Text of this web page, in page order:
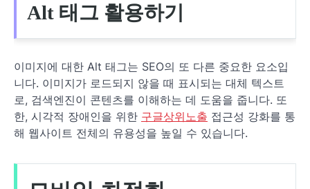
Alt 태그 활용하기
이미지에 대한 Alt 태그는 SEO의 또 다른 중요한 요소입
니다. 이미지가 로드되지 않을 때 표시되는 대체 텍스트
로, 검색엔진이 콘텐츠를 이해하는 데 도움을 줍니다. 또
한, 시각적 장애인을 위한 구글상위노출 접근성 강화를 통
해 웹사이트 전체의 유용성을 높일 수 있습니다.